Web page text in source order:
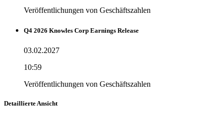
Veröffentlichungen von Geschäftszahlen
Q4 2026 Knowles Corp Earnings Release
03.02.2027
10:59
Veröffentlichungen von Geschäftszahlen
Detaillierte Ansicht